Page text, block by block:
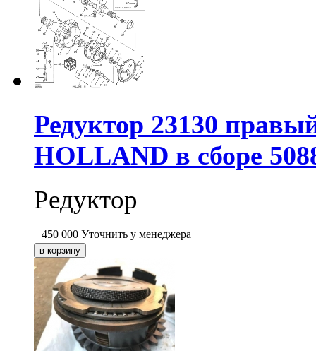
Редуктор 23130
HOLLAND в сборе
Редуктор
450 000 Уточнить у менеджера